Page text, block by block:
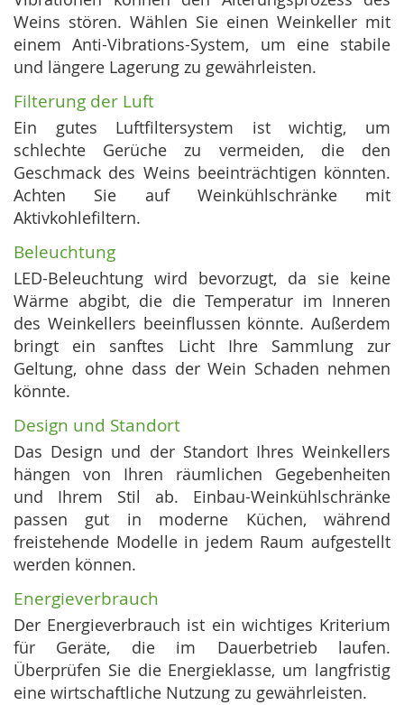
Weins stören. Wählen Sie einen Weinkeller mit
einem Anti-Vibrations-System, um eine stabile
und längere Lagerung zu gewährleisten.
Filterung der Luft
Ein gutes Luftfiltersystem ist wichtig, um
schlechte Gerüche zu vermeiden, die den
Geschmack des Weins beeinträchtigen könnten.
Achten Sie auf Weinkühlschränke mit
Aktivkohlefiltern.
Beleuchtung
LED-Beleuchtung wird bevorzugt, da sie keine
Wärme abgibt, die die Temperatur im Inneren
des Weinkellers beeinflussen könnte. Außerdem
bringt ein sanftes Licht Ihre Sammlung zur
Geltung, ohne dass der Wein Schaden nehmen
könnte.
Design und Standort
Das Design und der Standort Ihres Weinkellers
hängen von Ihren räumlichen Gegebenheiten
und Ihrem Stil ab. Einbau-Weinkühlschränke
passen gut in moderne Küchen, während
freistehende Modelle in jedem Raum aufgestellt
werden können.
Energieverbrauch
Der Energieverbrauch ist ein wichtiges Kriterium
für Geräte, die im Dauerbetrieb laufen.
Überprüfen Sie die Energieklasse, um langfristig
eine wirtschaftliche Nutzung zu gewährleisten.